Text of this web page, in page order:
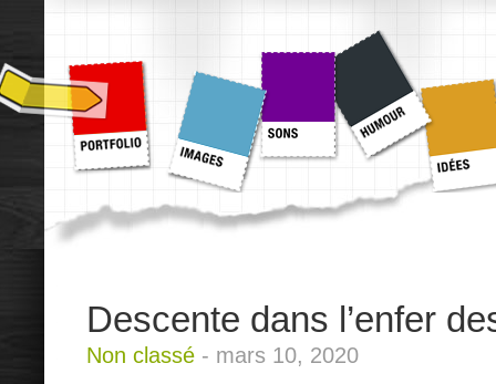
Descente dans l’enfer
Non classé - mars 10, 2020